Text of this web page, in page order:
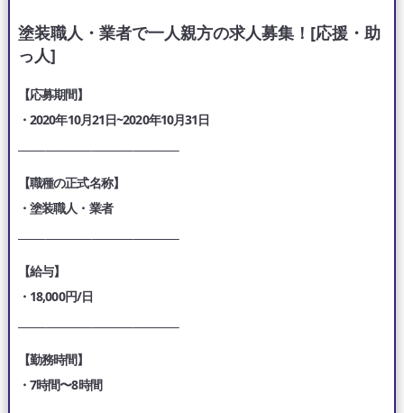
塗装職人・業者で一人親方の求人募集！[応援・助
っ人]
【応募期間】
・2020年10月21日~2020年10月31日
【職種の正式名称】
・塗装職人・業者
【給与】
・18,000円/日
【勤務時間】
・7時間〜8時間